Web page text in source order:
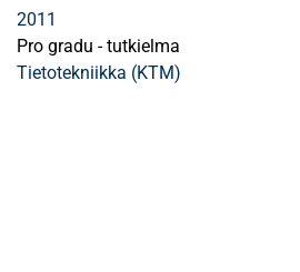
2011
Pro gradu - tutkielma
Tietotekniikka (KTM)